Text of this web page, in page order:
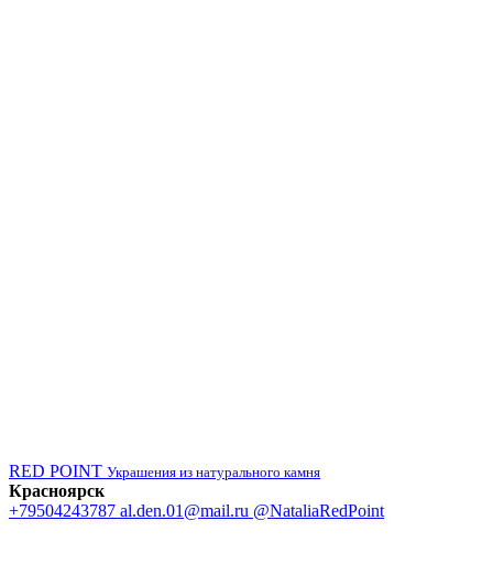
RED POINT Украшения из натурального камня
Красноярск
+79504243787 al.den.01@mail.ru @NataliaRedPoint